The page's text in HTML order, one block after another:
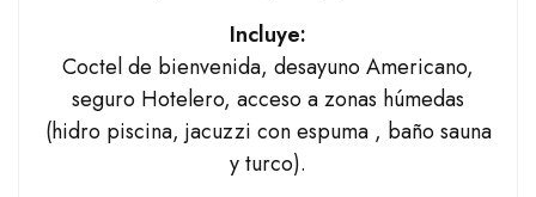
Incluye:
Coctel de bienvenida, desayuno Americano,
seguro Hotelero, acceso a zonas húmedas
(hidro piscina, jacuzzi con espuma , baño sauna
y turco).